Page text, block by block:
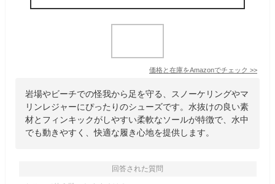
価格と在庫をAmazonでチェック >>
岩場やビーチでの怪我から足を守る、スノーケリングやマ
リンレジャーにぴったりのシューズです。水抜けの良い素
材とフィンキックがしやすい柔軟なソールが特徴で、水中
でも動きやすく、快適な履き心地を提供します。
回答された質問